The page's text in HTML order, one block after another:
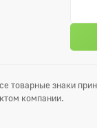
товарные знаки
компании.